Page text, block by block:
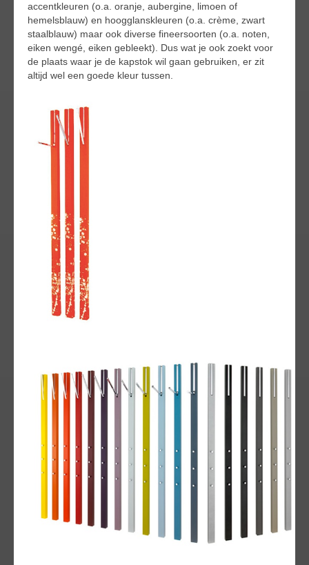
accentkleuren (o.a. oranje, aubergine, limoen of
hemelsblauw) en hoogglanskleuren (o.a. crème, zwart
staalblauw) maar ook diverse fineersoorten (o.a. noten,
eiken wengé, eiken gebleekt). Dus wat je ook zoekt voor
de plaats waar je de kapstok wil gaan gebruiken, er zit
altijd wel een goede kleur tussen.